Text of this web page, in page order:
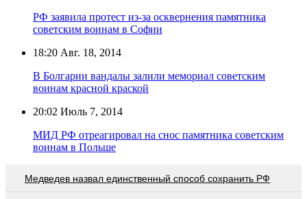
РФ заявила протест из-за осквернения памятника
советским воинам в Софии
18:20 Авг. 18, 2014
В Болгарии вандалы залили мемориал советским
воинам красной краской
20:02 Июль 7, 2014
МИД РФ отреагировал на снос памятника советским
воинам в Польше
Медведев назвал единственный способ сохранить РФ